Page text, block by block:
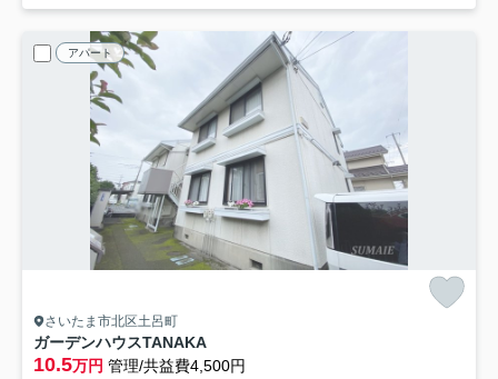
アパート
さいたま市北区土呂町
ガーデンハウスTANAKA
10.5万円 管理/共益費4,500円